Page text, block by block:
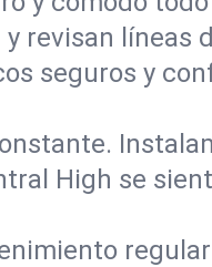
revisan líneas
seguros y
High se